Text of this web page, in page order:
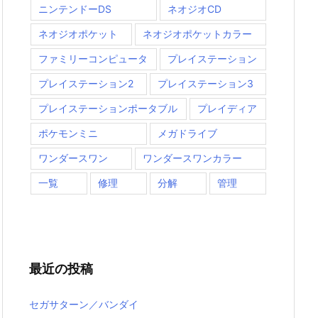
ニンテンドーDS ネオジオCD
ネオジオポケット ネオジオポケットカラー
ファミリーコンピュータ プレイステーション
プレイステーション2 プレイステーション3
プレイステーションポータブル プレイディア
ポケモンミニ メガドライブ
ワンダースワン ワンダースワンカラー
一覧 修理 分解 管理
最近の投稿
セガサターン／バンダイ